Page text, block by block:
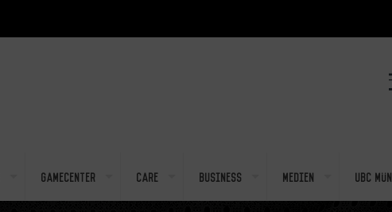
Gamecenter Care Business Medien UBC